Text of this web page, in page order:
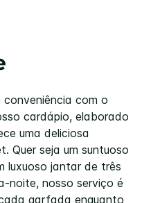
com o
cardápio, elaborado
uma deliciosa
Quer seja um suntuoso
luxuoso jantar de três
noite, nosso serviço é
garfada enquanto